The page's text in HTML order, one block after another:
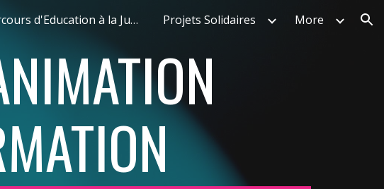
to navigation Parcours d'Education à la Justice Projets Solidaires More